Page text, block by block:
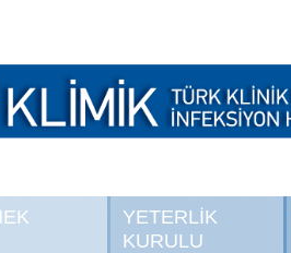
YETERLİK
KURULU